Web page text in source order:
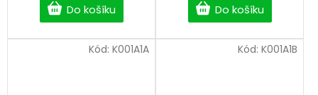
Do košíku Do košíku
Kód: K001A1A Kód: K001A1B